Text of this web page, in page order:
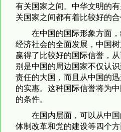
有关国家之间。中华文明的
关国家之间都有着比较好的合
在中国的国际形象方面
经济社会的全面发展，中国
赢得了比较好的国际信誉，
别是中国的周边国家不仅认
责任的大国，而且从中国的
的实惠。这种国际信誉将为
的条件。
在国内层面，可以从中
体制改革和党的建设等四个方